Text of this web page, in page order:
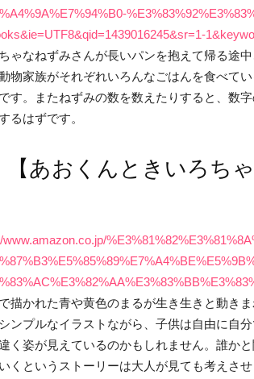
ゃなねずみさんが長いパンを抱えて帰る途
物家族がそれぞれいろんなごはんを食べて
す。またねずみの数を数えたりすると、数
るはずです。
【あおくんときいろち
www.amazon.co.jp/
描かれた青や黄色のまるが生き生きと動き
ンプルなイラストながら、子供は自由に自
く姿が見えているのかもしれません。誰か
くというストーリーは大人が見ても考えさ